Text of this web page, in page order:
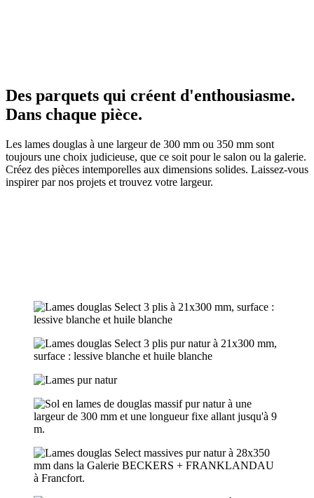
Des parquets qui créent d'enthousiasme.
Dans chaque pièce.
Les lames douglas à une largeur de 300 mm ou 350 mm sont
toujours une choix judicieuse, que ce soit pour le salon ou la galerie.
Créez des pièces intemporelles aux dimensions solides. Laissez-vous
inspirer par nos projets et trouvez votre largeur.